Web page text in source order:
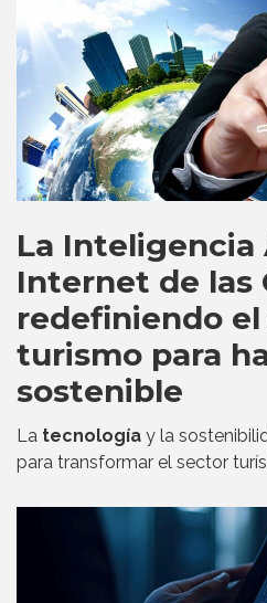
La
Internet de las
redefiniendo
turismo para
sostenible
La tecnología y la
para transformar el sector